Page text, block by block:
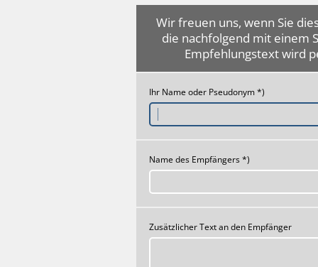
Wir freuen uns, wenn Sie
die nachfolgend mit einem
Empfehlungstext wird
Ihr Name oder Pseudonym *)
Name des Empfängers *)
Zusätzlicher Text an den Empfänger